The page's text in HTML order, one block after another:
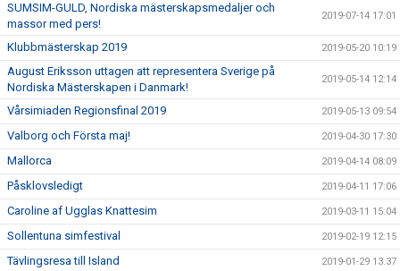
SUMSIM-GULD, Nordiska mästerskapsmedaljer och
massor med pers!
2019-07-14 17:01
Klubbmästerskap 2019 2019-05-20 10:19
August Eriksson uttagen att representera Sverige på
Nordiska Mästerskapen i Danmark!
2019-05-14 12:14
Vårsimiaden Regionsfinal 2019 2019-05-13 09:54
Valborg och Första maj! 2019-04-30 17:30
Mallorca 2019-04-14 08:09
Påsklovsledigt 2019-04-11 17:06
Caroline af Ugglas Knattesim 2019-03-11 15:04
Sollentuna simfestival 2019-02-19 12:15
Tävlingsresa till Island 2019-01-29 13:37